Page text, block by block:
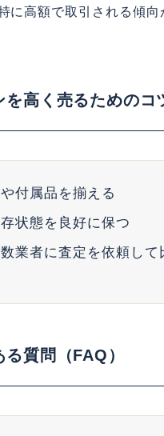
に高額で取引される傾向
を高く売るためのコ
付属品を揃える
状態を良好に保つ
業者に査定を依頼して
る質問（FAQ）